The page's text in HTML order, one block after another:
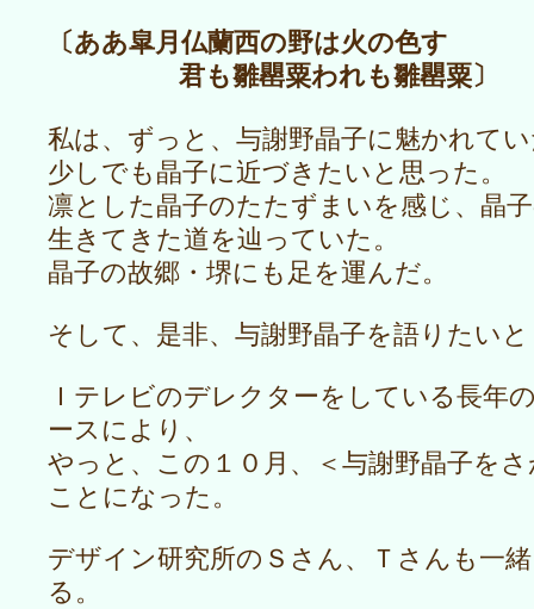
〔ああ皐月仏蘭西の野は火の色す
君も雛罌粟われも雛罌粟〕
私は、ずっと、与謝野晶子に魅かれて
少しでも晶子に近づきたいと思った。
凛とした晶子のたたずまいを感じ、晶
生きてきた道を辿っていた。
晶子の故郷・堺にも足を運んだ。
そして、是非、与謝野晶子を語りたい
Ｉテレビのデレクターをしている長年
ースにより、
やっと、この１０月、＜与謝野晶子を
ことになった。
デザイン研究所のＳさん、Ｔさんも一
る。